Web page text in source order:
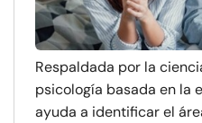
Respaldada por la
psicología basada en la
ayuda a identificar el